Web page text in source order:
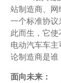
站制造商、
一个标准协议
此而生，它
电动汽车车主
论制造商是谁
面向未来：